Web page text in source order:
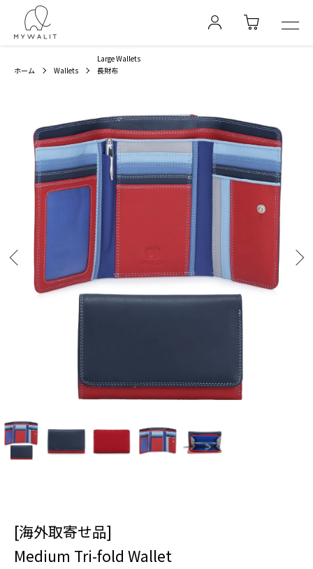
ホーム Wallets
Large Wallets
長財布
[海外取寄せ品]
Medium Tri-fold Wallet